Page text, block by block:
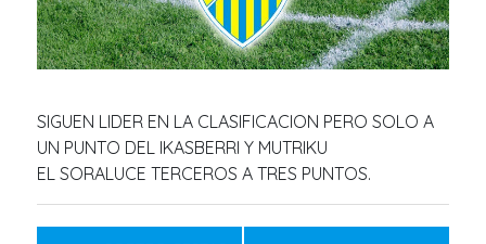
SIGUEN LIDER EN LA CLASIFICACION PERO SOLO A
UN PUNTO DEL IKASBERRI Y MUTRIKU
EL SORALUCE TERCEROS A TRES PUNTOS.
Navegación